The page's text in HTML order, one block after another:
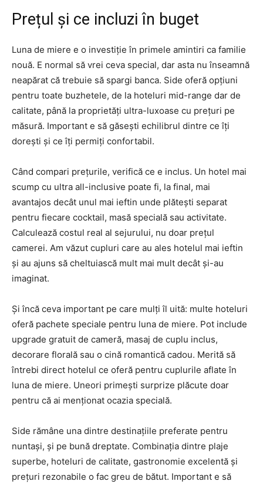
Prețul și ce incluzi în buget
Luna de miere e o investiție în primele amintiri ca familie
nouă. E normal să vrei ceva special, dar asta nu înseamnă
neapărat că trebuie să spargi banca. Side oferă opțiuni
pentru toate buzhetele, de la hoteluri mid-range dar de
calitate, până la proprietăți ultra-luxoase cu prețuri pe
măsură. Important e să găsești echilibrul dintre ce îți
dorești și ce îți permiți confortabil.
Când compari prețurile, verifică ce e inclus. Un hotel mai
scump cu ultra all-inclusive poate fi, la final, mai
avantajos decât unul mai ieftin unde plătești separat
pentru fiecare cocktail, masă specială sau activitate.
Calculează costul real al sejurului, nu doar prețul
camerei. Am văzut cupluri care au ales hotelul mai ieftin
și au ajuns să cheltuiască mult mai mult decât și-au
imaginat.
Și încă ceva important pe care mulți îl uită: multe hoteluri
oferă pachete speciale pentru luna de miere. Pot include
upgrade gratuit de cameră, masaj de cuplu inclus,
decorare florală sau o cină romantică cadou. Merită să
întrebi direct hotelul ce oferă pentru cuplurile aflate în
luna de miere. Uneori primești surprize plăcute doar
pentru că ai menționat ocazia specială.
Side rămâne una dintre destinațiile preferate pentru
nuntași, și pe bună dreptate. Combinația dintre plaje
superbe, hoteluri de calitate, gastronomie excelentă și
prețuri rezonabile o fac greu de bătut. Important e să